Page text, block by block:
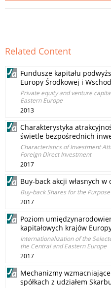
Related Content
Fundusze kapitału
Europy Środkowej i
Private equity and venture
Eastern Europe
2013
Charakterystyka
świetle bezpośrednich
Characteristics of Investment
Foreign Direct Investment
2017
Buy-back akcji własnych
Buy-back Shares for the
2017
Poziom
kapitałowych krajów
Internationalization of the
the Central and Eastern Europe
2017
Mechanizmy
spółkach z udziałem